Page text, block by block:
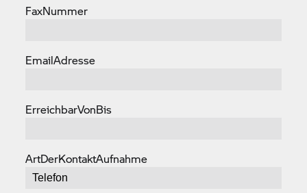
FaxNummer
EmailAdresse
ErreichbarVonBis
ArtDerKontaktAufnahme